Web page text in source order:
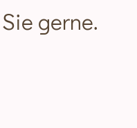
gerne.